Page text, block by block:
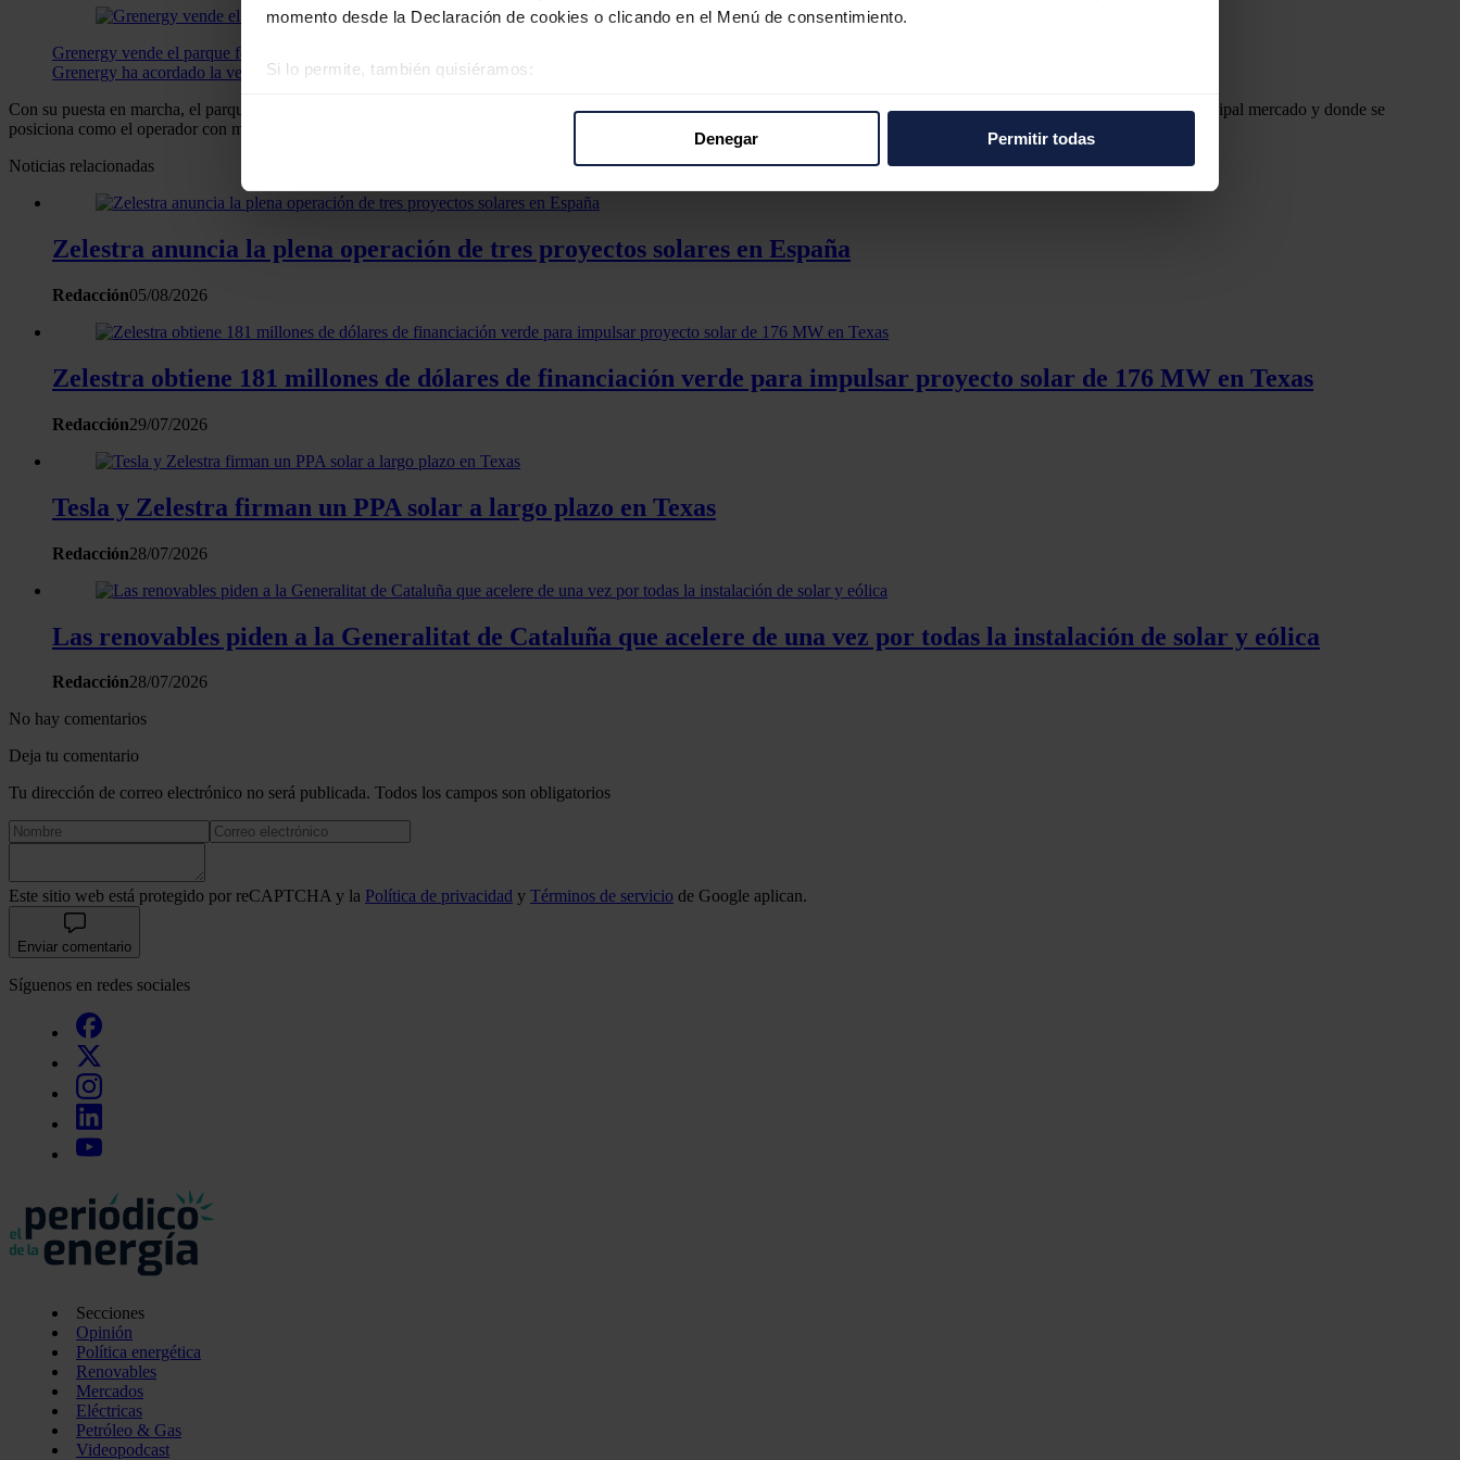
momento desde la Declaración de cookies o clicando en el Menú de consentimiento.
Si lo permite, también quisiéramos:
y analizar el tráfico. Además, compartimos información sobre el uso que haga del sitio web con nuestros partners de
Denegar Permitir todas
Grenergy vende el parque fotovoltaico de Belinchón de 150MW por 83 millones
Grenergy ha acordado la venta del parque fotovoltaico de Belinchón de 150 MW ubicado en Cuenca a un IPP europeo.
Con su puesta en marcha, el parque Gran Teno se une a las más de
50 plantas que la compañía española ha conectado en Chile en los últimos años, siendo este país su principal mercado y donde se
posiciona como el operador con más plantas conectadas.
Noticias relacionadas
Zelestra anuncia la plena operación de tres proyectos solares en España
Redacción05/08/2026
Zelestra obtiene 181 millones de dólares de financiación verde para impulsar proyecto solar de 176 MW en Texas
Redacción29/07/2026
Tesla y Zelestra firman un PPA solar a largo plazo en Texas
Redacción28/07/2026
Las renovables piden a la Generalitat de Cataluña que acelere de una vez por todas la instalación de solar y eólica
Redacción28/07/2026
No hay comentarios
Deja tu comentario
Tu dirección de correo electrónico no será publicada. Todos los campos son obligatorios
Este sitio web está protegido por reCAPTCHA y la Política de privacidad y Términos de servicio de Google aplican.
Enviar comentario
Síguenos en redes sociales
Secciones
Opinión
Política energética
Renovables
Mercados
Eléctricas
Petróleo & Gas
Videopodcast